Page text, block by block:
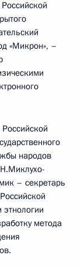
«Микрон», –
народов
– секретарь
метода